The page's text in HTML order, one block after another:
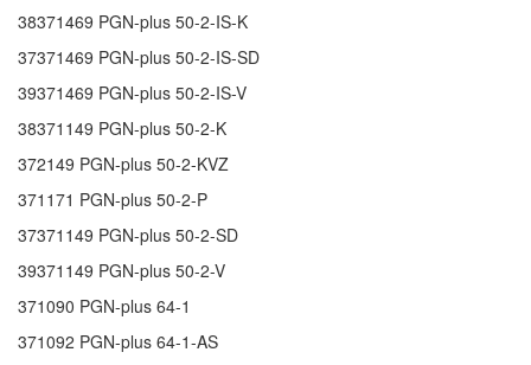
38371469 PGN-plus 50-2-IS-K
37371469 PGN-plus 50-2-IS-SD
39371469 PGN-plus 50-2-IS-V
38371149 PGN-plus 50-2-K
372149 PGN-plus 50-2-KVZ
371171 PGN-plus 50-2-P
37371149 PGN-plus 50-2-SD
39371149 PGN-plus 50-2-V
371090 PGN-plus 64-1
371092 PGN-plus 64-1-AS